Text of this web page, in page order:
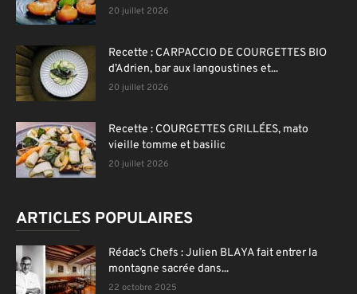
20 juillet 2026
Recette : CARPACCIO DE COURGETTES BIO
d’Adrien, bar aux langoustines et...
20 juillet 2026
Recette : COURGETTES GRILLÉES, mato
vieille tomme et basilic
20 juillet 2026
ARTICLES POPULAIRES
Rédac’s Chefs : Julien BLAYA fait entrer la
montagne sacrée dans...
22 octobre 2025